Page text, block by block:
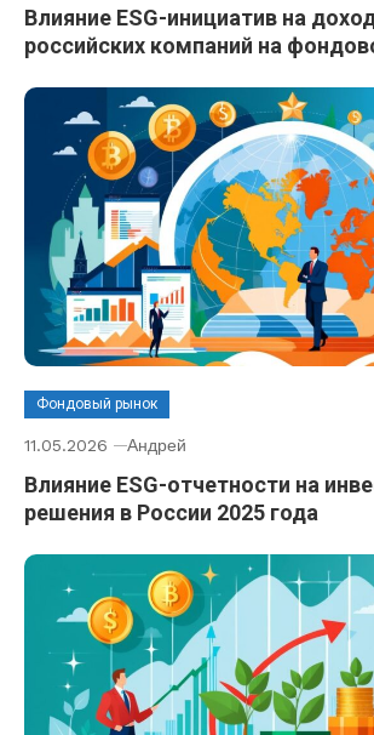
Влияние ESG-инициатив на
российских компаний на
Фондовый рынок
11.05.2026 Андрей
Влияние ESG-отчетности на
решения в России 2025 года